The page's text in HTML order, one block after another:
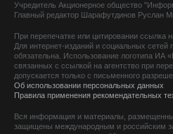
Учредитель Акционерное общество
Главный редактор Шарафутдинов Руслан
При перепечатке или цитировании ссылка
Для интернет-изданий и социальных сетей
обязательна. Использование логотипа ИА
связанных с ссылкой на агентство при
допускается только с письменного
Об использовании персональных данных
Правила применения рекомендательных
Вся информация и материалы,
защищены международным и российским